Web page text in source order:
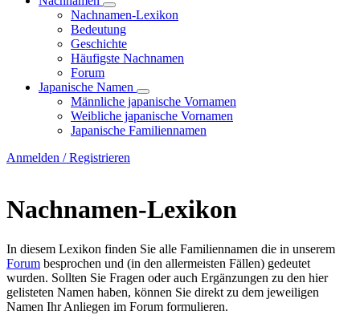
Unternavigation
von
Nachnamen
Nachnamen-Lexikon
Bedeutung
Geschichte
Häufigste Nachnamen
Forum
Japanische Namen
Unternavigation
von
Japanische
Namen
Männliche japanische Vornamen
Weibliche japanische Vornamen
Japanische Familiennamen
Anmelden
Anmelden / Registrieren
Nachnamen-Lexikon
In diesem Lexikon finden Sie alle Familiennamen die in unserem
Forum besprochen und (in den allermeisten Fällen) gedeutet
wurden. Sollten Sie Fragen oder auch Ergänzungen zu den hier
gelisteten Namen haben, können Sie direkt zu dem jeweiligen
Namen Ihr Anliegen im Forum formulieren.